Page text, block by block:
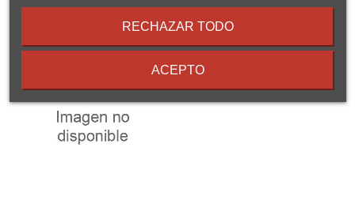
términos
condiciones
RECHAZAR TODO
ACEPTO